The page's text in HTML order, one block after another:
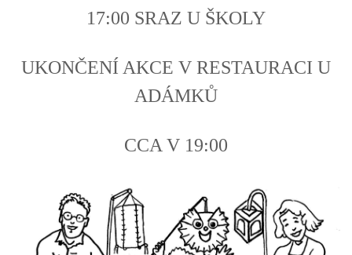
17:00 SRAZ U ŠKOLY
UKONČENÍ AKCE V RESTAURACI U
ADÁMKŮ
CCA V 19:00